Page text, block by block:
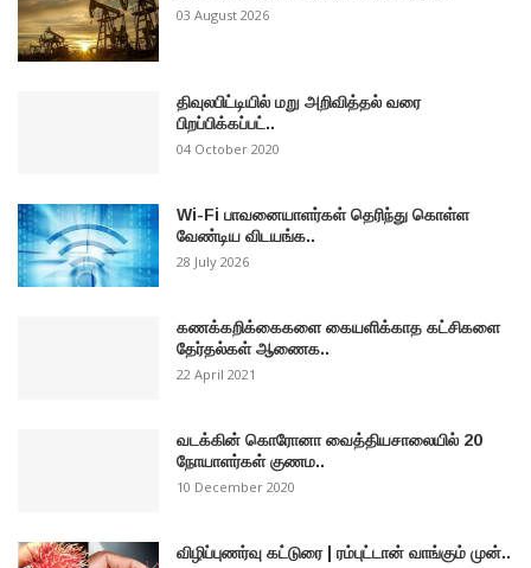
03 August 2026
திவுலபிட்டியில் மறு அறிவித்தல் வரை
பிறப்பிக்கப்பட்..
04 October 2020
Wi-Fi பாவனையாளர்கள் தெரிந்து கொள்ள
வேண்டிய விடயங்க..
28 July 2026
கணக்கறிக்கைகளை கையளிக்காத கட்சிகளை
தேர்தல்கள் ஆணைக..
22 April 2021
வடக்கின் கொரோனா வைத்தியசாலையில் 20
நோயாளர்கள் குணம..
10 December 2020
விழிப்புணர்வு கட்டுரை | ரம்புட்டான் வாங்கும் முன்..